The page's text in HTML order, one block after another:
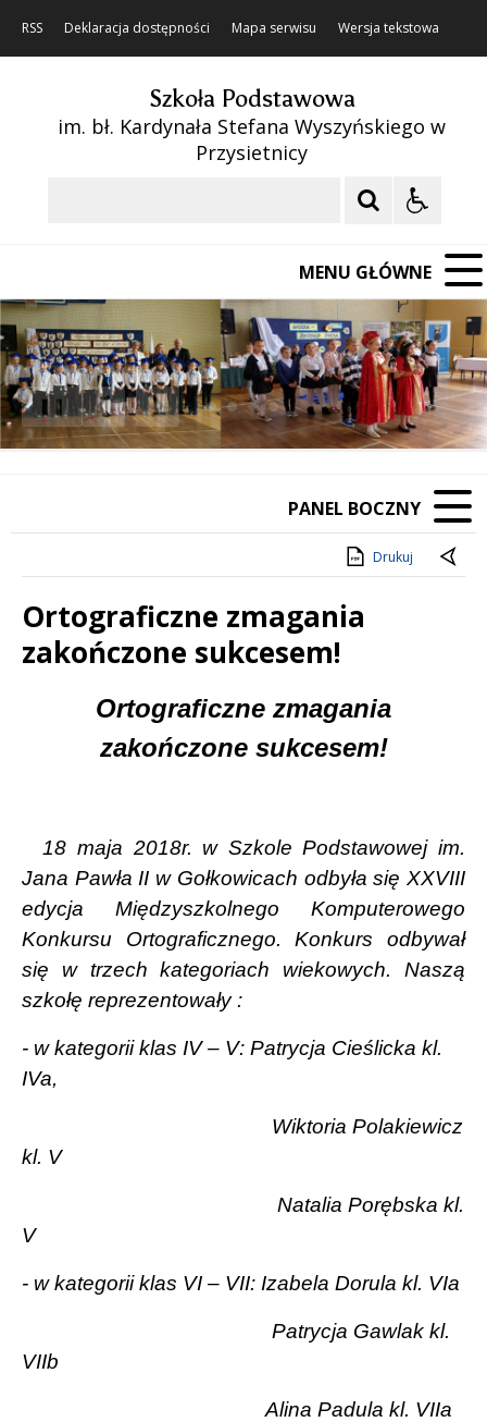
RSS Deklaracja dostępności Mapa serwisu Wersja tekstowa
Szkoła Podstawowa
im. bł. Kardynała Stefana Wyszyńskiego w
Przysietnicy
MENU GŁÓWNE
Poprzedni Element
Następny Element
❚❚
PANEL BOCZNY
Drukuj
Ortograficzne zmagania
zakończone sukcesem!
Ortograficzne zmagania
zakończone sukcesem!
18 maja 2018r. w Szkole Podstawowej im.
Jana Pawła II w Gołkowicach odbyła się XXVIII
edycja Międzyszkolnego Komputerowego
Konkursu Ortograficznego. Konkurs odbywał
się w trzech kategoriach wiekowych. Naszą
szkołę reprezentowały :
- w kategorii klas IV – V: Patrycja Cieślicka kl.
IVa,
Wiktoria Polakiewicz
kl. V
Natalia Porębska kl.
V
- w kategorii klas VI – VII: Izabela Dorula kl. VIa
Patrycja Gawlak kl.
VIIb
Alina Padula kl. VIIa